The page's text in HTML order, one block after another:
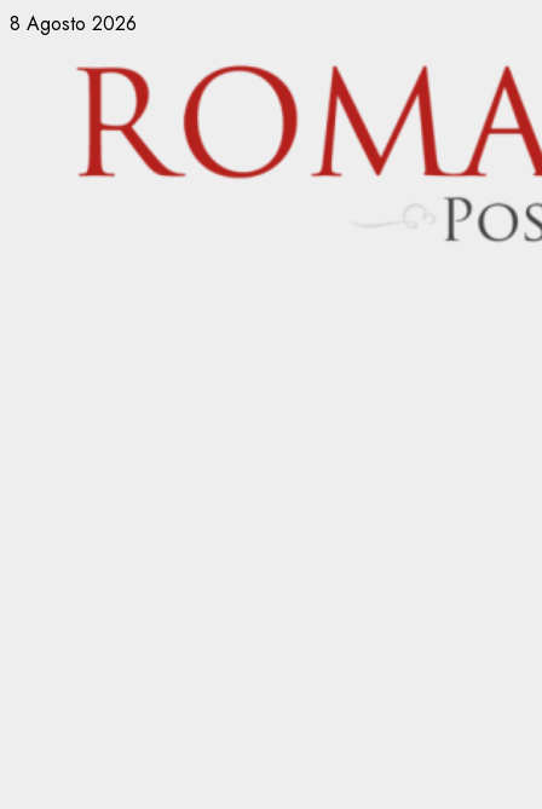
Vai
contenuto
8 Agosto 2026